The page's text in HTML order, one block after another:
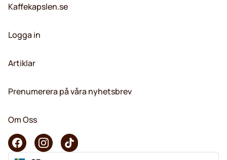
Kaffekapslen.se
Logga in
Artiklar
Prenumerera på våra nyhetsbrev
Om Oss